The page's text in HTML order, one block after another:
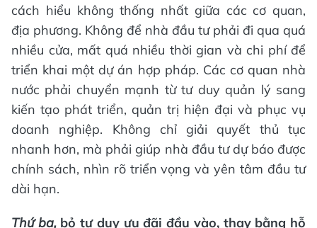
cách hiểu không thống nhất giữa các cơ quan,
địa phương. Không để nhà đầu tư phải đi qua quá
nhiều cửa, mất quá nhiều thời gian và chi phí để
triển khai một dự án hợp pháp. Các cơ quan nhà
nước phải chuyển mạnh từ tư duy quản lý sang
kiến tạo phát triển, quản trị hiện đại và phục vụ
doanh nghiệp. Không chỉ giải quyết thủ tục
nhanh hơn, mà phải giúp nhà đầu tư dự báo được
chính sách, nhìn rõ triển vọng và yên tâm đầu tư
dài hạn.
Thứ ba,bỏ tư duy ưu đãi đầu vào, thay bằng hỗ